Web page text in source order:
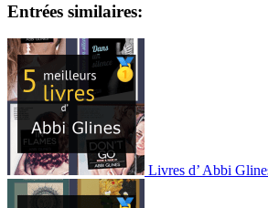
Entrées similaires:
Livres d’ Abbi